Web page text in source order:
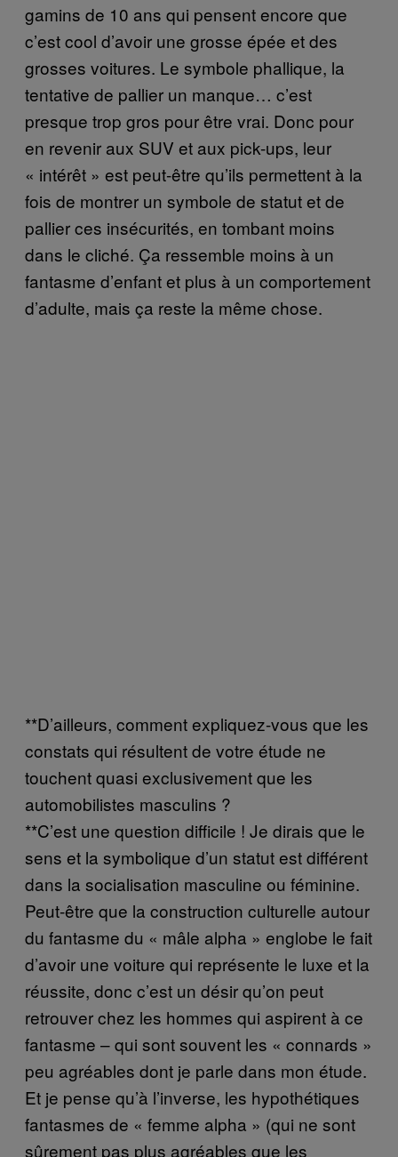
gamins de 10 ans qui pensent encore que
c’est cool d’avoir une grosse épée et des
grosses voitures. Le symbole phallique, la
tentative de pallier un manque… c’est
presque trop gros pour être vrai. Donc pour
en revenir aux SUV et aux pick-ups, leur
« intérêt » est peut-être qu’ils permettent à la
fois de montrer un symbole de statut et de
pallier ces insécurités, en tombant moins
dans le cliché. Ça ressemble moins à un
fantasme d’enfant et plus à un comportement
d’adulte, mais ça reste la même chose.
**D’ailleurs, comment expliquez-vous que les
constats qui résultent de votre étude ne
touchent quasi exclusivement que les
automobilistes masculins ?
**C’est une question difficile ! Je dirais que le
sens et la symbolique d’un statut est différent
dans la socialisation masculine ou féminine.
Peut-être que la construction culturelle autour
du fantasme du « mâle alpha » englobe le fait
d’avoir une voiture qui représente le luxe et la
réussite, donc c’est un désir qu’on peut
retrouver chez les hommes qui aspirent à ce
fantasme – qui sont souvent les « connards »
peu agréables dont je parle dans mon étude.
Et je pense qu’à l’inverse, les hypothétiques
fantasmes de « femme alpha » (qui ne sont
sûrement pas plus agréables que les